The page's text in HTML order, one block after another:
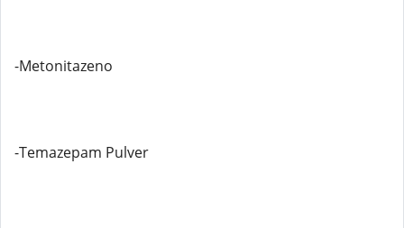
-Metonitazeno
-Temazepam Pulver